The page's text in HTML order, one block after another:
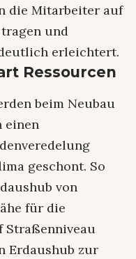
die Mitarbeiter auf
und
erleichtert.
Ressourcen
beim Neubau
einen
geschont. So
von
für die
Straßenniveau
Erdaushub zur